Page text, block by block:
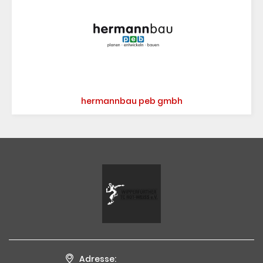
hermannbau peb gmbh
Adresse: